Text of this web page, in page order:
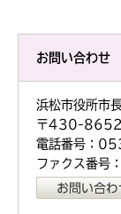
お問い合わせ
浜松市役所市
〒430-8652
電話番号：
ファクス番